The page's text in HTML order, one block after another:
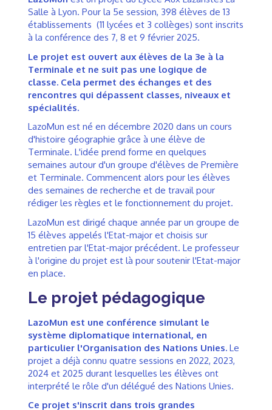
Salle à Lyon. Pour la 5e session, 398 élèves de 13
établissements (11 lycées et 3 collèges) sont inscrits
à la conférence des 7, 8 et 9 février 2025.
Le projet est ouvert aux élèves de la 3e à la
Terminale et ne suit pas une logique de
classe. Cela permet des échanges et des
rencontres qui dépassent classes, niveaux et
spécialités.
LazoMun est né en décembre 2020 dans un cours
d'histoire géographie grâce à une élève de
Terminale. L'idée prend forme en quelques
semaines autour d'un groupe d'élèves de Première
et Terminale. Commencent alors pour les élèves
des semaines de recherche et de travail pour
rédiger les règles et le fonctionnement du projet.
LazoMun est dirigé chaque année par un groupe de
15 élèves appelés l'Etat-major et choisis sur
entretien par l'Etat-major précédent. Le professeur
à l'origine du projet est là pour soutenir l'Etat-major
en place.
Le projet pédagogique
LazoMun est une conférence simulant le
système diplomatique international, en
particulier l'Organisation des Nations Unies. Le
projet a déjà connu quatre sessions en 2022, 2023,
2024 et 2025 durant lesquelles les élèves ont
interprété le rôle d'un délégué des Nations Unies.
Ce projet s'inscrit dans trois grandes